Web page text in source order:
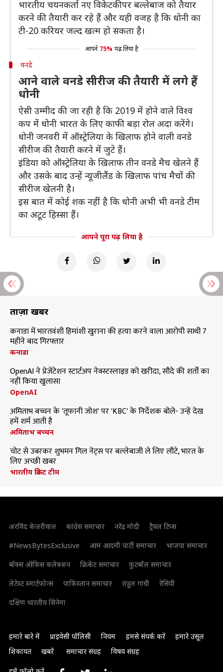
भारतीय चयनकर्ता नए विकेटकीपर बल्लेबाज को तैयार
करने की तैयारी कर रहे हैं और यही वजह है कि धोनी का
टी-20 करियर जल्द खत्म हो सकता है।
आपने 75% पढ़ लिया है
वनडे
आने वाले वनडे सीरीज की तैयारी में लगे हैं
धोनी
ऐसी उम्मीद की जा रही है कि 2019 में होने वाले विश्व
कप में धोनी भारत के लिए काफी बड़ा रोल अदा करेंगे।
धोनी जनवरी में ऑस्ट्रेलिया के खिलाफ होने वाली वनडे
सीरीज की तैयारी करने में जुटे हैं।
इंडिया को ऑस्ट्रेलिया के खिलाफ तीन वनडे मैच खेलने हैं
और उसके बाद उन्हें न्यूजीलैंड के खिलाफ पांच मैचों की
सीरीज खेलनी है।
इस बात में कोई शक नहीं है कि धोनी अभी भी वनडे टीम
का अटूट हिस्सा हैं।
आपने पूरा पढ़ लिया है
ताज़ा खबरें
कनाडा में भारतवंशी हिमांशी खुराना की हत्या करने वाला आरोपी साथी 7
महीने बाद गिरफ्तार
कनाडा
OpenAI ने प्रेजेंटेशन स्टार्टअप नेक्स्टस्लाइड को खरीदा, सौदे की शर्तों का
नहीं किया खुलासा
OpenAI
अमिताभ बच्चन के 'तूफानी जोश' पर 'KBC' के निर्देशक बोले- उन्हें देख
हमें शर्म आती है
अमिताभ बच्चन
चोट से उबरकर शुभमन गिल नेट्स पर बल्लेबाजी ले लिए लौटे, भारत के
लिए अच्छी खबर
भारतीय क्रिकेट टीम
अरविंद केजरीवाल कांग्रेस समाचार नरेंद्र मोदी
ट्रैवल टिप्स
#NewsBytesExclusive
आम आदमी पार्टी समाचार
भाजपा समाचार
बॉक्स ऑफिस कलेक्शन
क्रिकेट समाचार
फुटबॉल समाचार
लेटेस्ट स्मार्टफोन्स
पाकिस्तान समाचार राहुल गांधी
रेसिपी
दक्षिण भारतीय सिनेमा
हमारे बारे में प्राइवेसी पॉलिसी नियम हमसे संपर्क करें
हमारे उसूल
शिकायत
खबरें समाचार संग्रह विषय संग्रह